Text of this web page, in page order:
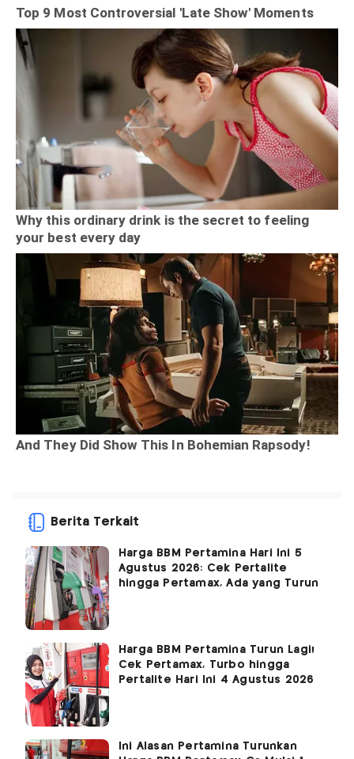
Berita Terkait
Harga BBM Pertamina Hari Ini 5
Agustus 2026: Cek Pertalite
hingga Pertamax, Ada yang Turun
Harga BBM Pertamina Turun Lagi!
Cek Pertamax, Turbo hingga
Pertalite Hari Ini 4 Agustus 2026
Ini Alasan Pertamina Turunkan